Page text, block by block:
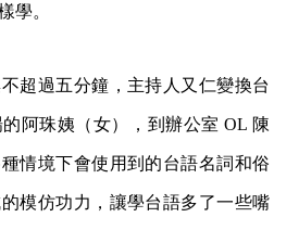
學。
不超過五分鐘，主持人又仁變換台
阿珠姨（女），到辦公室 OL 陳
情境下會使用到的台語名詞和俗
模仿功力，讓學台語多了一些嘴